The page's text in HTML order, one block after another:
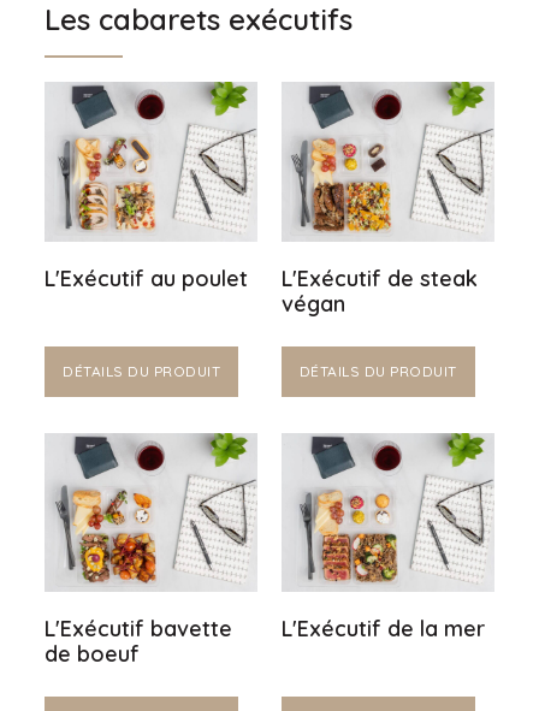
Les cabarets exécutifs
L'Exécutif au poulet
DÉTAILS DU PRODUIT
L'Exécutif de steak
végan
DÉTAILS DU PRODUIT
L'Exécutif bavette
de boeuf
L'Exécutif de la mer